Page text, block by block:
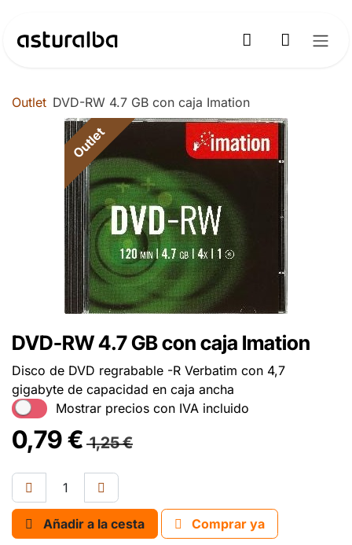
Outlet DVD-RW 4.7 GB con caja Imation
Outlet
DVD-RW 4.7 GB con caja Imation
Disco de DVD regrabable -R Verbatim con 4,7
gigabyte de capacidad en caja ancha
Mostrar precios con IVA incluido
0,79€ 1,25€
Añadir a la cesta
Comprar ya